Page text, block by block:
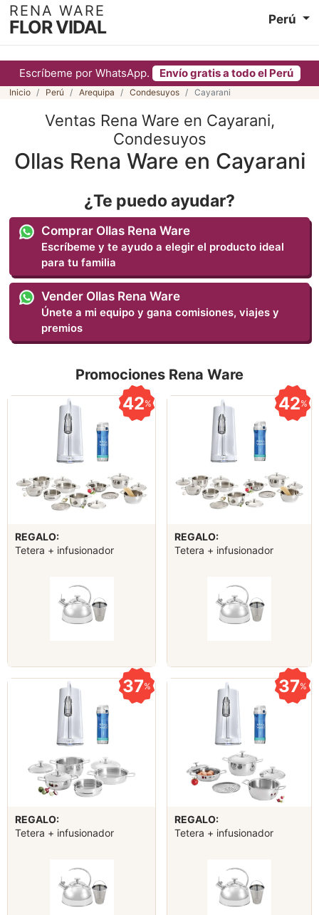
Escríbeme por WhatsApp. Envío gratis a todo el Perú
RENA WARE
FLOR VIDAL Perú
Inicio Perú Arequipa Condesuyos Cayarani
Ventas Rena Ware en Cayarani,
Condesuyos
Ollas Rena Ware en Cayarani
¿Te puedo ayudar?
Comprar Ollas Rena Ware
Escríbeme y te ayudo a elegir el producto ideal
para tu familia
Vender Ollas Rena Ware
Únete a mi equipo y gana comisiones, viajes y
premios
Promociones Rena Ware
42%
REGALO:
Tetera + infusionador
42%
REGALO:
Tetera + infusionador
37%
REGALO:
Tetera + infusionador
37%
REGALO:
Tetera + infusionador